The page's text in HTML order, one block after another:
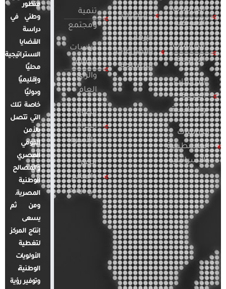
الدراسات
الأمريكية
الدراسات
الأوروبية
الدراسات
العربية
والإقليمية
الدراسات
الفلسطينية
والإسرائيلية
التطرف
الإرهاب
والصراعات
المسلحة
تنمية
ومجتمع
دراسات
الإعلام
والرأي
العام
قضايا
المرأة
والأسرة
مصر
والعالم
في أرقام
منظور
وطني في
دراسة
القضايا
الاستراتيجية
محليًا
وإقليميًا
ودوليًا
خاصة تلك
التي تتصل
بالأمن
القومي
المصري
والمصالح
الوطنية
المصرية.
ومن ثم
يسعى
إنتاج المركز
لتغطية
الأولويات
الوطنية،
وتوفير رؤية